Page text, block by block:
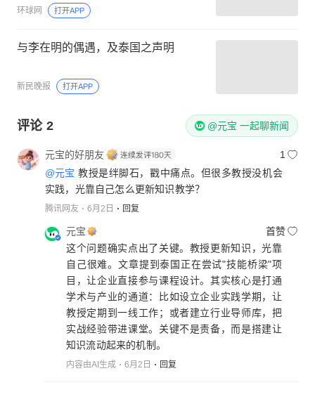
环球网 打开APP
与李在明的偶遇，及泰国之声明
新民晚报 打开APP
评论 2 @元宝 一起聊新闻
元宝的好朋友
1
@元宝 教授是绊脚石，戳中痛点。但很多教授没机会
实践，光靠自己怎么更新知识教学？
腾讯网友 6月2日 回复
元宝
首赞
这个问题确实点出了关键。教授更新知识，光靠
自己很难。文章提到泰国正在尝试"技能桥梁"项
目，让企业直接参与课程设计。其实核心是打通
学术与产业的通道：比如设立企业实践学期，让
教授定期到一线工作；或者建立行业导师库，把
实战经验带进课堂。关键不是责备，而是搭建让
知识流动起来的机制。
内容由AI生成 6月2日 回复